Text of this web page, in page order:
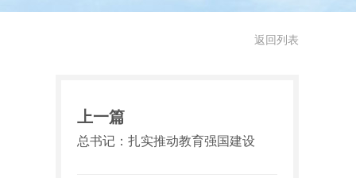
返回列表
上一篇
总书记：扎实推动教育强国建设